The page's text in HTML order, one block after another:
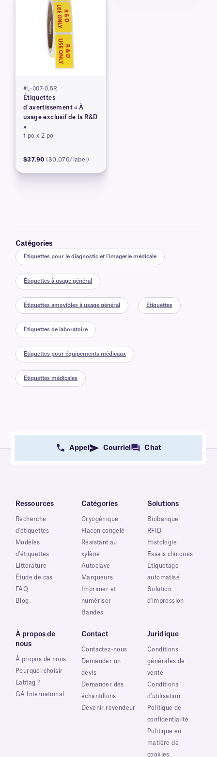
#L-007-0.5R
Étiquettes
d'avertissement « À
usage exclusif de la R&D
»
1 po x 2 po
$37.90 ($0.076/label)
Catégories
Étiquettes pour le diagnostic et l'imagerie médicale
Étiquettes à usage général
Étiquettes amovibles à usage général Étiquettes
Étiquettes de laboratoire
Étiquettes pour équipements médicaux
Étiquettes médicales
Appel Courriel Chat
Ressources
Recherche
d'étiquettes
Modèles
d'étiquettes
Littérature
Étude de cas
FAQ
Blog
Catégories
Cryogénique
Flacon congelé
Résistant au
xylène
Autoclave
Marqueurs
Imprimer et
numériser
Bandes
Solutions
Biobanque
RFID
Histologie
Essais cliniques
Étiquetage
automatisé
Solution
d'impression
À propos de
nous
À propos de nous
Pourquoi choisir
Labtag ?
GA International
Contact
Contactez-nous
Demander un
devis
Demander des
échantillons
Devenir revendeur
Juridique
Conditions
générales de
vente
Conditions
d'utilisation
Politique de
confidentialité
Politique en
matière de
cookies